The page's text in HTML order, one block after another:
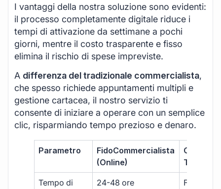
I vantaggi della nostra soluzione sono evidenti:
il processo completamente digitale riduce i
tempi di attivazione da settimane a pochi
giorni, mentre il costo trasparente e fisso
elimina il rischio di spese impreviste.
A differenza del tradizionale commercialista,
che spesso richiede appuntamenti multipli e
gestione cartacea, il nostro servizio ti
consente di iniziare a operare con un semplice
clic, risparmiando tempo prezioso e denaro.
Parametro
FidoCommercialista
(Online)
Tempo di
24-48 ore Fino a 30